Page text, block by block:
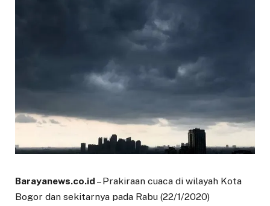
Barayanews.co.id – Prakiraan cuaca di wilayah Kota
Bogor dan sekitarnya pada Rabu (22/1/2020)